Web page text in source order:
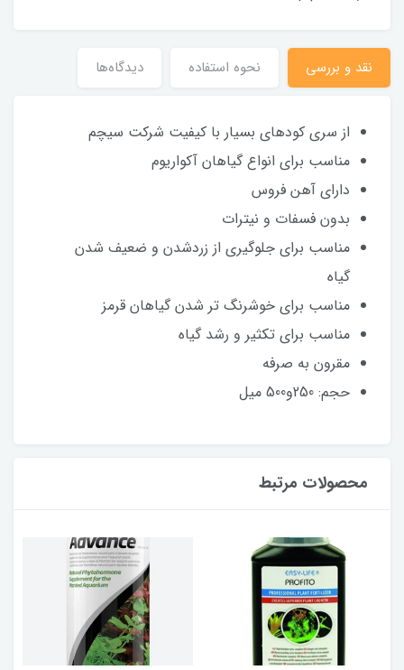
نقد و بررسی نحوه استفاده دیدگاه‌ها
از سری کودهای بسیار با کیفیت شرکت سیچم
مناسب برای انواع گیاهان آکواریوم
دارای آهن فروس
بدون فسفات و نیترات
مناسب برای جلوگیری از زردشدن و ضعیف شدن
گیاه
مناسب برای خوشرنگ تر شدن گیاهان قرمز
مناسب برای تکثیر و رشد گیاه
مقرون به صرفه
حجم: 250و500 میل
محصولات مرتبط